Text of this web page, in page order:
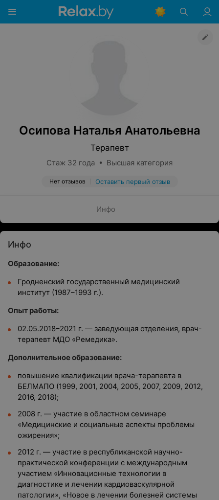
Осипова Наталья Анатольевна
Терапевт
Стаж 32 года • Высшая категория
Нет отзывов Оставить первый отзыв
Инфо
Инфо
Образование:
Гродненский государственный медицинский
институт (1987–1993 г.).
Опыт работы:
02.05.2018–2021 г. — заведующая отделения, врач-
терапевт МДО «Ремедика».
Дополнительное образование:
повышение квалификации врача-терапевта в
БЕЛМАПО (1999, 2001, 2004, 2005, 2007, 2009, 2012,
2016, 2018);
2008 г. — участие в областном семинаре
«Медицинские и социальные аспекты проблемы
ожирения»;
2012 г. — участие в республиканской научно-
практической конференции с международным
участием «Инновационные технологии в
диагностике и лечении кардиоваскулярной
патологии», «Новое в лечении болезней системы